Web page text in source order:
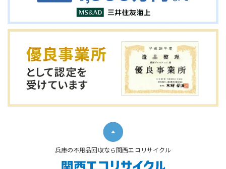
兵庫の不用品回収なら関西エコリサイクル